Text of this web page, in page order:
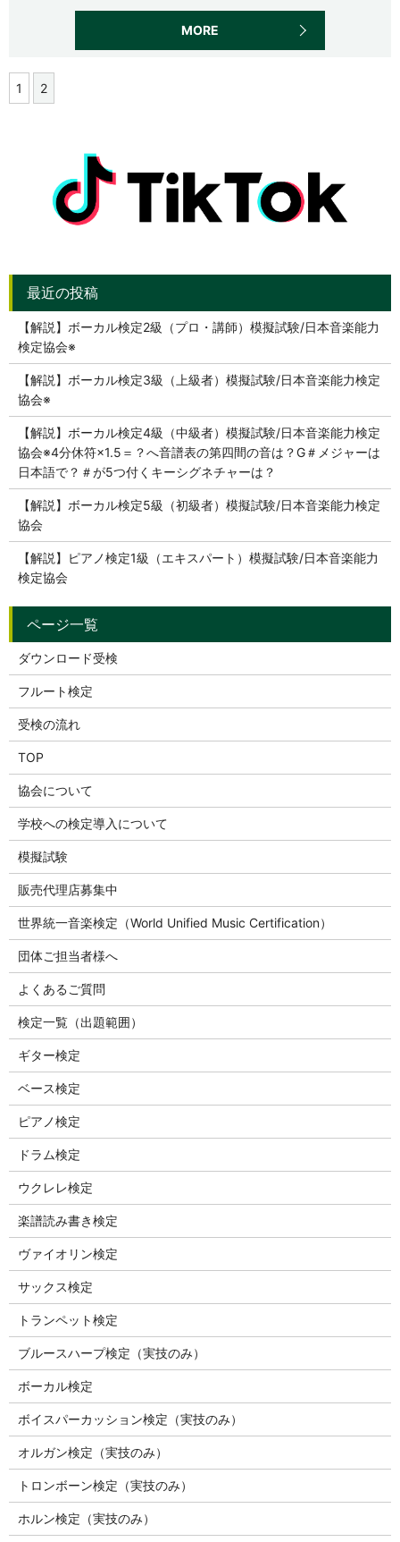
MORE
1 2
【解説】ボーカル検定2級（プロ・講師）模擬試験/日本音楽能力
検定協会※
【解説】ボーカル検定3級（上級者）模擬試験/日本音楽能力検定
協会※
【解説】ボーカル検定4級（中級者）模擬試験/日本音楽能力検定
協会※4分休符×1.5＝？へ音譜表の第四間の音は？G＃メジャーは
日本語で？＃が5つ付くキーシグネチャーは？
【解説】ボーカル検定5級（初級者）模擬試験/日本音楽能力検定
協会
【解説】ピアノ検定1級（エキスパート）模擬試験/日本音楽能力
検定協会
ダウンロード受検
フルート検定
受検の流れ
TOP
協会について
学校への検定導入について
模擬試験
販売代理店募集中
世界統一音楽検定（World Unified Music Certification）
団体ご担当者様へ
よくあるご質問
検定一覧（出題範囲）
ギター検定
ベース検定
ピアノ検定
ドラム検定
ウクレレ検定
楽譜読み書き検定
ヴァイオリン検定
サックス検定
トランペット検定
ブルースハープ検定（実技のみ）
ボーカル検定
ボイスパーカッション検定（実技のみ）
オルガン検定（実技のみ）
トロンボーン検定（実技のみ）
ホルン検定（実技のみ）